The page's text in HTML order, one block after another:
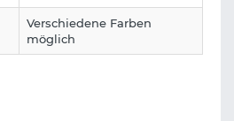
Verschiedene Farben
möglich